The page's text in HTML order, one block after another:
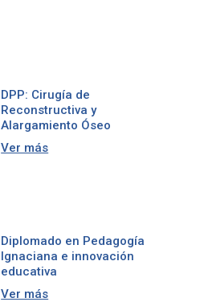
DPP: Cirugía de
Reconstructiva y
Alargamiento Óseo
Ver más
Diplomado en Pedagogía
Ignaciana e innovación
educativa
Ver más